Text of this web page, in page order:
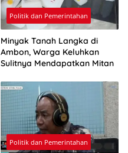
Politik dan Pemerintahan
Minyak Tanah Langka di
Ambon, Warga Keluhkan
Sulitnya Mendapatkan Mitan
Politik dan Pemerintahan